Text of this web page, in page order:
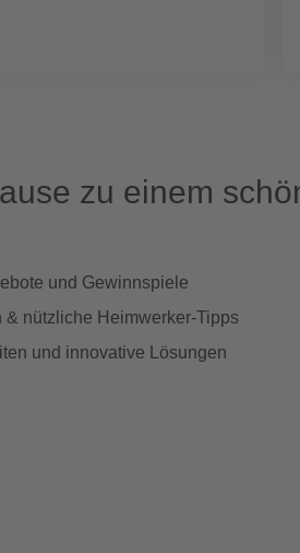
zu einem
und Gewinnspiele
& nützliche Heimwerker-Tipps
und innovative Lösungen